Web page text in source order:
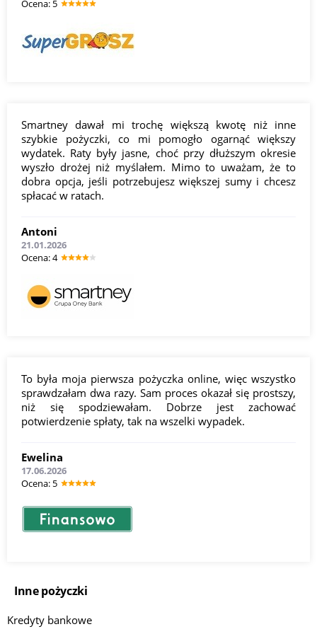
Оcena: 5
Smartney dawał mi trochę większą kwotę niż inne
szybkie pożyczki, co mi pomogło ogarnąć większy
wydatek. Raty były jasne, choć przy dłuższym okresie
wyszło drożej niż myślałem. Mimo to uważam, że to
dobra opcja, jeśli potrzebujesz większej sumy i chcesz
spłacać w ratach.
Antoni
21.01.2026
Оcena: 4
To była moja pierwsza pożyczka online, więc wszystko
sprawdzałam dwa razy. Sam proces okazał się prostszy,
niż się spodziewałam. Dobrze jest zachować
potwierdzenie spłaty, tak na wszelki wypadek.
Ewelina
17.06.2026
Оcena: 5
Inne pożyczki
Kredyty bankowe